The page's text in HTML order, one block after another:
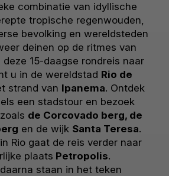
combinatie van idyllische
tropische regenwouden,
bevolking en wereldsteden
deinen op de ritmes van
deze 15-daagse rondreis naar
u in de wereldstad Rio de
strand van Ipanema. Ontdek
een stadstour en bezoek
de Corcovado berg, de
en de wijk Santa Teresa.
Rio gaat de reis verder naar
plaats Petropolis.
staan in het teken